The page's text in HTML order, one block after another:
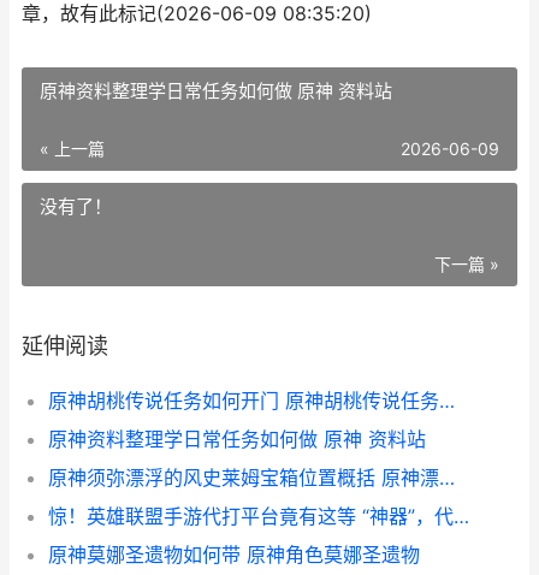
章，故有此标记(2026-06-09 08:35:20)
原神资料整理学日常任务如何做 原神 资料站
« 上一篇 2026-06-09
没有了！
下一篇 »
延伸阅读
原神胡桃传说任务如何开门 原神胡桃传说任务秘境第二个图案
原神资料整理学日常任务如何做 原神 资料站
原神须弥漂浮的风史莱姆宝箱位置概括 原神漂浮的神像
惊！英雄联盟手游代打平台竟有这等 “神器”，代练通让你秒变王者不是梦！
原神莫娜圣遗物如何带 原神角色莫娜圣遗物